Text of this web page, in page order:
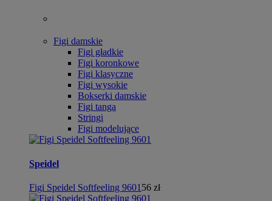
Figi damskie
Figi gładkie
Figi koronkowe
Figi klasyczne
Figi wysokie
Bokserki damskie
Figi tanga
Stringi
Figi modelujące
Speidel
Figi Speidel Softfeeling 9601 56 zł